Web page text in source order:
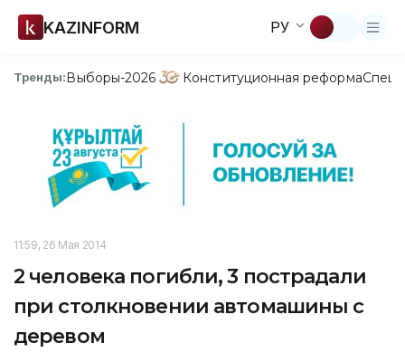
KAZINFORM РУ
Тренды:Выборы-2026 Конституционная реформа
11:59, 26 Мая 2014
2 человека погибли, 3 пострадали
при столкновении автомашины с
деревом